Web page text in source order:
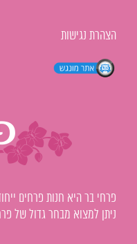
הצהרת נגישות
פרחי בר היא חנות פרחים
ניתן למצוא מבחר גדול של